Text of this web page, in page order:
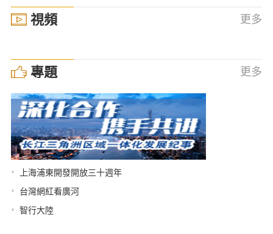
視頻 更多
專題 更多
• 上海浦東開發開放三十週年
• 台灣網紅看廣河
• 智行大陸